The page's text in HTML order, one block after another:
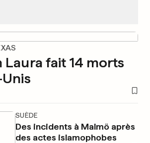
Laura fait 14 morts
SUÈDE
Des incidents à Malmö après
des actes islamophobes